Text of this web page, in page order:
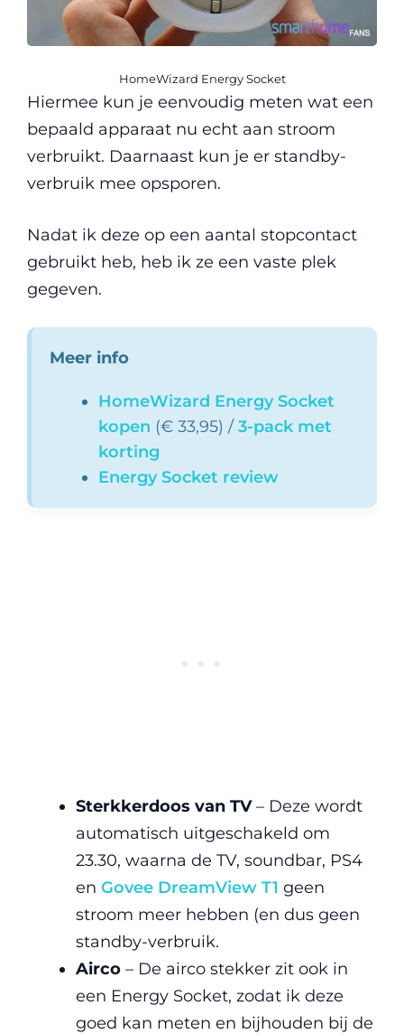
HomeWizard Energy Socket
Hiermee kun je eenvoudig meten wat een
bepaald apparaat nu echt aan stroom
verbruikt. Daarnaast kun je er standby-
verbruik mee opsporen.
Nadat ik deze op een aantal stopcontact
gebruikt heb, heb ik ze een vaste plek
gegeven.
Meer info
HomeWizard Energy Socket
kopen (€ 33,95) / 3-pack met
korting
Energy Socket review
Sterkkerdoos van TV– Deze wordt
automatisch uitgeschakeld om
23.30, waarna de TV, soundbar, PS4
en Govee DreamView T1 geen
stroom meer hebben (en dus geen
standby-verbruik.
Airco – De airco stekker zit ook in
een Energy Socket, zodat ik deze
goed kan meten en bijhouden bij de